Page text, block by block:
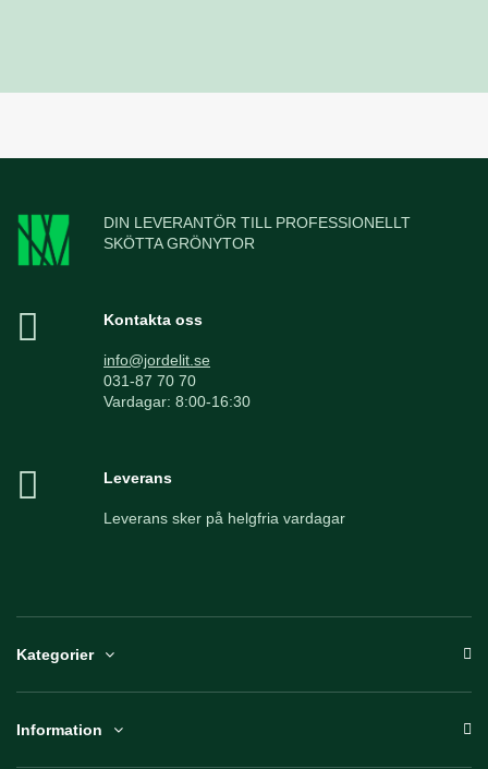
DIN LEVERANTÖR TILL PROFESSIONELLT
SKÖTTA GRÖNYTOR
Kontakta oss
info@jordelit.se
031-87 70 70
Vardagar: 8:00-16:30
Leverans
Leverans sker på helgfria vardagar
Kategorier
Information